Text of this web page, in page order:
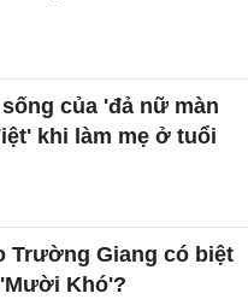
của 'đả nữ màn
khi làm mẹ ở tuổi
Trường Giang có biệt
Khó'?